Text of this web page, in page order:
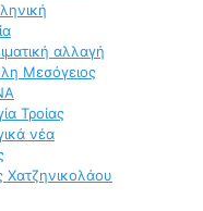
αλλαγή
Μεσόγειος
Τροίας
νέα